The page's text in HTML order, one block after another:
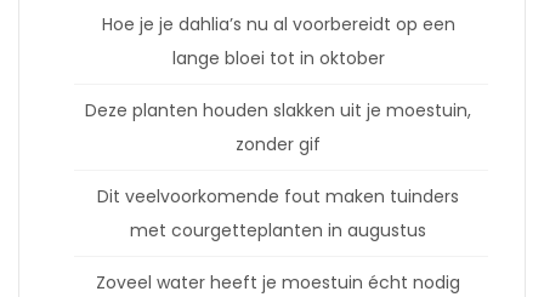
Hoe je je dahlia’s nu al voorbereidt op een
lange bloei tot in oktober
Deze planten houden slakken uit je moestuin,
zonder gif
Dit veelvoorkomende fout maken tuinders
met courgetteplanten in augustus
Zoveel water heeft je moestuin écht nodig